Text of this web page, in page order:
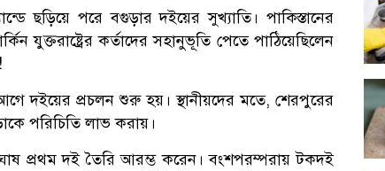
ছড়িয়ে পরে বগুড়ার দইয়ের সুখ্যাতি। পাকিস্তানের
যুক্তরাষ্ট্রের কর্তাদের সহানুভূতি পেতে পাঠিয়েছিলেন
দইয়ের প্রচলন শুরু হয়। স্থানীয়দের মতে, শেরপুরের
পরিচিতি লাভ করায়।
প্রথম দই তৈরি আরম্ভ করেন। বংশপরম্পরায় টকদই